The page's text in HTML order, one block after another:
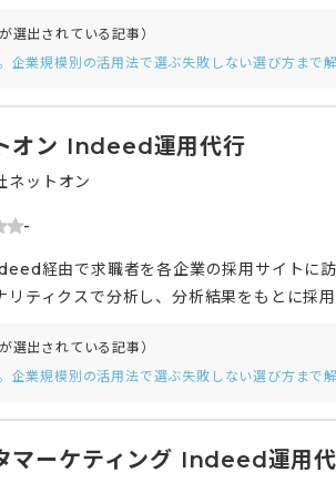
います。 また、広告運用チームが1週間
どのツールを活かしながら解析を実施し、
出されている記事）
企業規模別の活用法で選ぶ失敗しない選び方まで
オン Indeed運用代行
ネットオン
-
経由で求職者を各企業の採用サイトに
ティクスで分析し、分析結果をもとに採
な求職者への訴求を実現します。 さらに
れらをSNSでシェアすることも可能です。
出されている記事）
企業規模別の活用法で選ぶ失敗しない選び方まで
マーケティング Indeed運用